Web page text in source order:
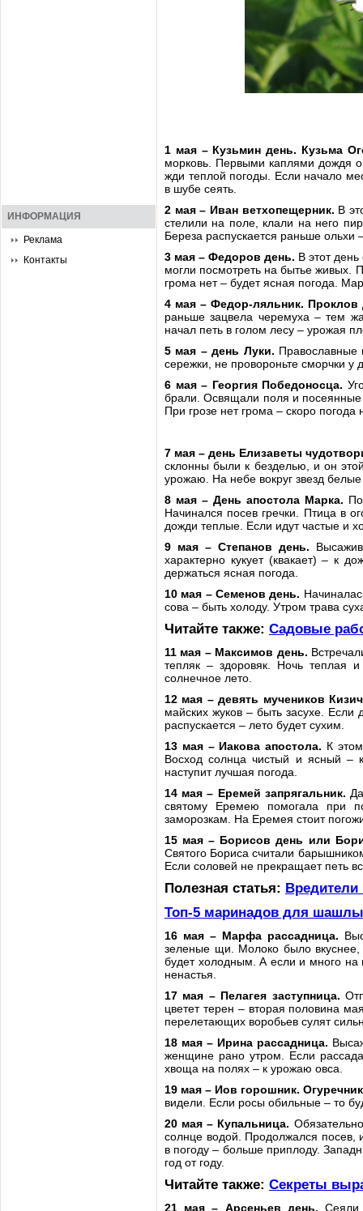
ИНФОРМАЦИЯ
Реклама
Контакты
1 мая – Кузьмин день. Кузьма
морковь. Первыми каплями дождя
жди теплой погоды. Если начало
в шубе сеять.
2 мая – Иван ветхопещерник. В
стелили на поле, клали на него
Береза распускается раньше ольхи
3 мая – Федоров день. В этот
могли посмотреть на бытье живых.
грома нет – будет ясная погода.
4 мая – Федор-ляльник. Проклов
раньше зацвела черемуха – тем
начал петь в голом лесу – урожая
5 мая – день Луки. Православные
сережки, не провороньте сморчки
6 мая – Георгия Победоносца.
брали. Освящали поля и посеянные
При грозе нет грома – скоро погода
7 мая – день Елизаветы
склонны были к безделью, и он
урожаю. На небе вокруг звезд
8 мая – День апостола Марка.
Начинался посев гречки. Птица в
дожди теплые. Если идут частые и
9 мая – Степанов день.
характерно кукует (квакает) – к
держаться ясная погода.
10 мая – Семенов день.
сова – быть холоду. Утром трава
Читайте также: Садовые
11 мая – Максимов день.
тепляк – здоровяк. Ночь теплая
солнечное лето.
12 мая – девять мучеников
майских жуков – быть засухе.
распускается – лето будет сухим.
13 мая – Иакова апостола. К
Восход солнца чистый и ясный –
наступит лучшая погода.
14 мая – Еремей запрягальник.
святому Еремею помогала при
заморозкам. На Еремея стоит
15 мая – Борисов день или
Святого Бориса считали
Если соловей не прекращает петь
Полезная статья:
Топ-5 маринадов для
16 мая – Марфа рассадница.
зеленые щи. Молоко было вкуснее,
будет холодным. А если и много
ненастья.
17 мая – Пелагея заступница.
цветет терен – вторая половина
перелетающих воробьев сулят
18 мая – Ирина рассадница.
женщине рано утром. Если
хвоща на полях – к урожаю овса.
19 мая – Иов горошник.
видели. Если росы обильные – то
20 мая – Купальница.
солнце водой. Продолжался посев,
в погоду – больше приплоду.
год от году.
Читайте также: Секреты
21 мая – Арсеньев день. Сеяли